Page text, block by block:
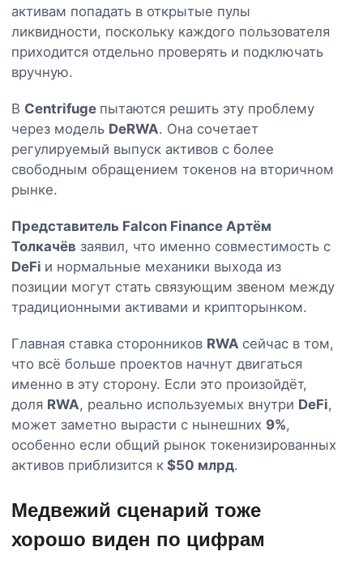
активам попадать в открытые пулы
ликвидности, поскольку каждого пользователя
приходится отдельно проверять и подключать
вручную.
В Centrifuge пытаются решить эту проблему
через модель DeRWA. Она сочетает
регулируемый выпуск активов с более
свободным обращением токенов на вторичном
рынке.
Представитель Falcon Finance Артём
Толкачёв заявил, что именно совместимость с
DeFi и нормальные механики выхода из
позиции могут стать связующим звеном между
традиционными активами и крипторынком.
Главная ставка сторонников RWA сейчас в том,
что всё больше проектов начнут двигаться
именно в эту сторону. Если это произойдёт,
доля RWA, реально используемых внутри DeFi,
может заметно вырасти с нынешних 9%,
особенно если общий рынок токенизированных
активов приблизится к $50 млрд.
Медвежий сценарий тоже
хорошо виден по цифрам